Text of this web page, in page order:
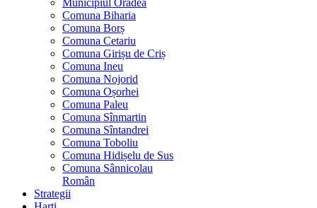
Municipiul Oradea
Comuna Biharia
Comuna Borș
Comuna Cetariu
Comuna Girișu de Criș
Comuna Ineu
Comuna Nojorid
Comuna Oșorhei
Comuna Paleu
Comuna Sînmartin
Comuna Sîntandrei
Comuna Toboliu
Comuna Hidișelu de Sus
Comuna Sânnicolau
Român
Strategii